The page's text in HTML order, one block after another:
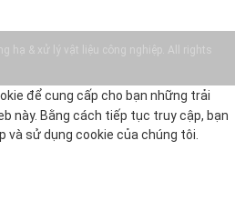
hạ & xử lý vật liệu công nghiệp. All rights
để cung cấp cho bạn những trải
này. Bằng cách tiếp tục truy cập, bạn
và sử dụng cookie của chúng tôi.